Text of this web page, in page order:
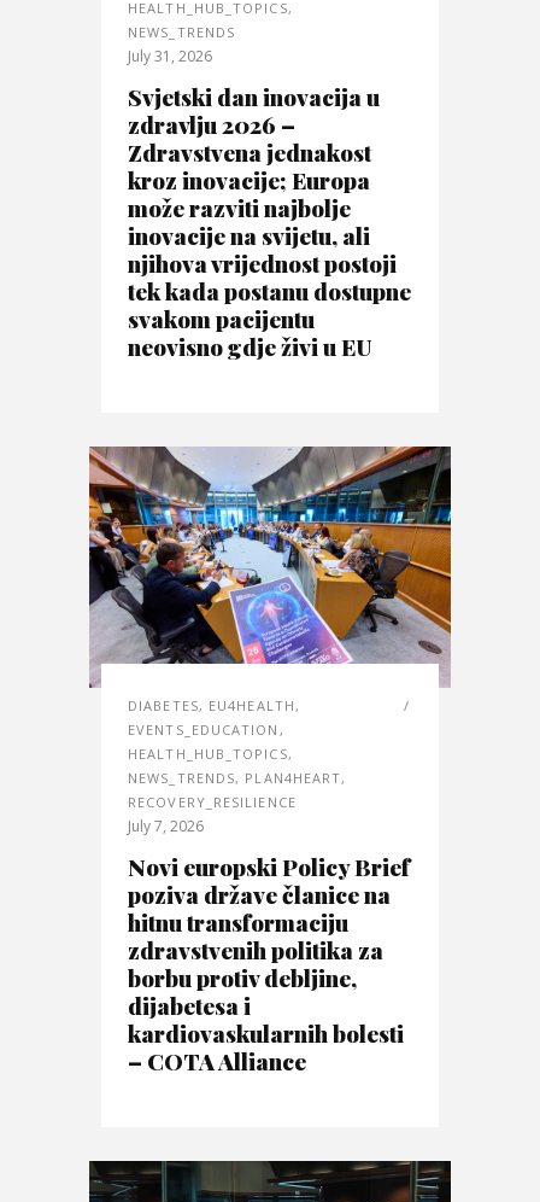
HEALTH_HUB_TOPICS,
NEWS_TRENDS
July 31, 2026
Svjetski dan inovacija u
zdravlju 2026 –
Zdravstvena jednakost
kroz inovacije; Europa
može razviti najbolje
inovacije na svijetu, ali
njihova vrijednost postoji
tek kada postanu dostupne
svakom pacijentu
neovisno gdje živi u EU
DIABETES, EU4HEALTH,
EVENTS_EDUCATION ,
HEALTH_HUB_TOPICS,
NEWS_TRENDS, PLAN4HEART,
RECOVERY_RESILIENCE
July 7, 2026
Novi europski Policy Brief
poziva države članice na
hitnu transformaciju
zdravstvenih politika za
borbu protiv debljine,
dijabetesa i
kardiovaskularnih bolesti
– COTA Alliance